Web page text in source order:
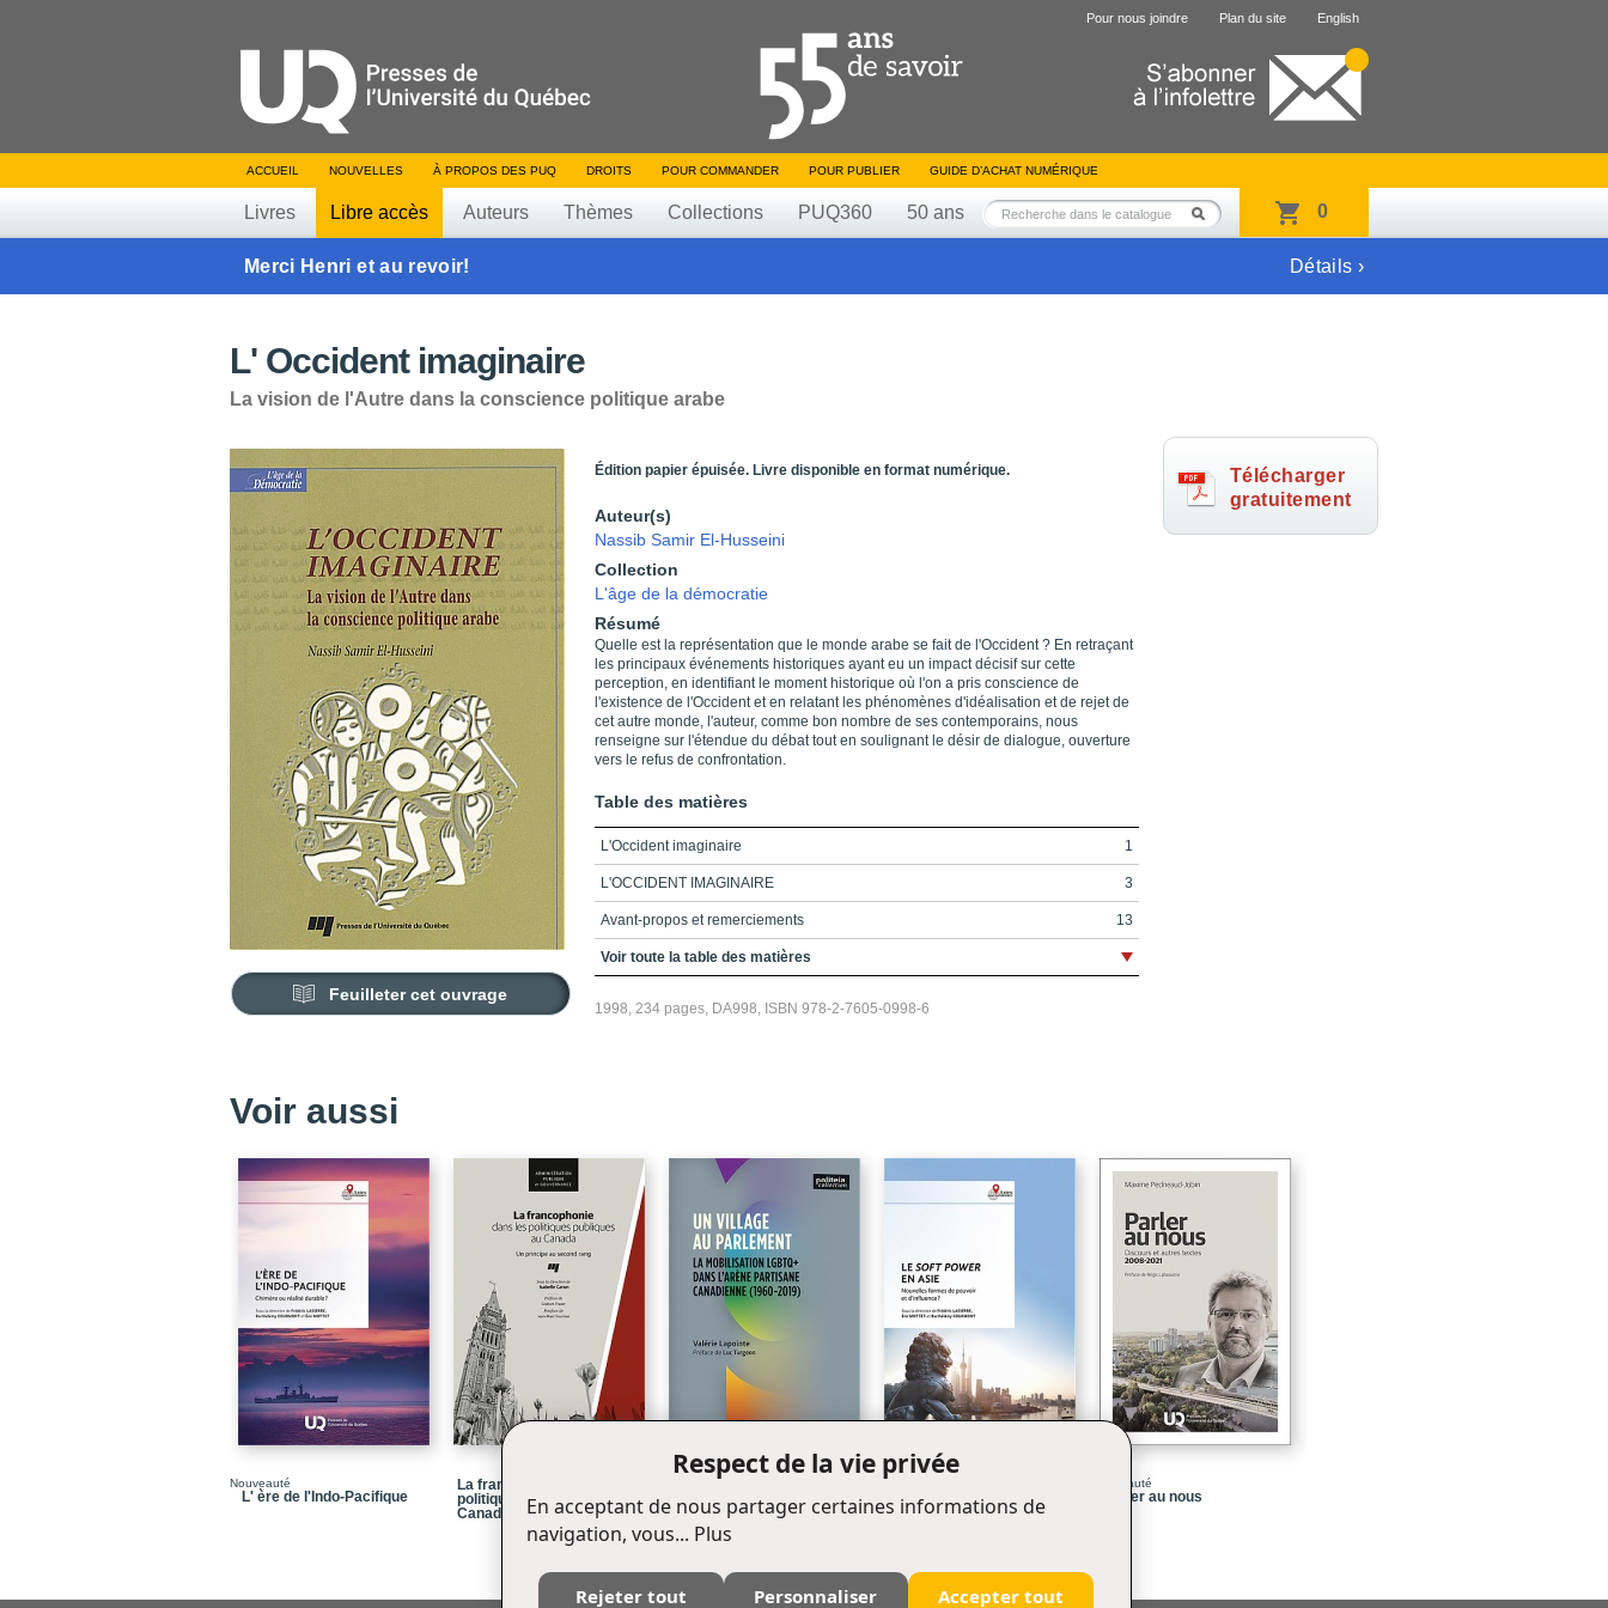
Pour nous joindre Plan du site English
ACCUEIL NOUVELLES À PROPOS DES PUQ DROITS POUR COMMANDER POUR PUBLIER GUIDE D’ACHAT NUMÉRIQUE
Livres Libre accès Auteurs Thèmes Collections PUQ360 50 ans 0
Merci Henri et au revoir! Détails ›
L' Occident imaginaire
La vision de l'Autre dans la conscience politique arabe
Feuilleter cet ouvrage
Édition papier épuisée. Livre disponible en format numérique.
Auteur(s)
Nassib Samir El-Husseini
Collection
L'âge de la démocratie
Résumé
Quelle est la représentation que le monde arabe se fait de l'Occident ? En retraçant
les principaux événements historiques ayant eu un impact décisif sur cette
perception, en identifiant le moment historique où l'on a pris conscience de
l'existence de l'Occident et en relatant les phénomènes d'idéalisation et de rejet de
cet autre monde, l'auteur, comme bon nombre de ses contemporains, nous
renseigne sur l'étendue du débat tout en soulignant le désir de dialogue, ouverture
vers le refus de confrontation.
Table des matières
L'Occident imaginaire 1
L'OCCIDENT IMAGINAIRE 3
Avant-propos et remerciements 13
Note sur la transcription des mots arabes 17
Chapitre 4_Al-Gharb rejeté 125
Chapitre 5_Déchirement et confusion 165
Conclusion_Dialogue et préjugés 205
Annexe_Entretien avec samâ’hat al-sayyed Mou’hammad ’Houssayn
Faddlalla
Bibliographie 223
Voir toute la table des matières
1998, 234 pages, DA998, ISBN 978-2-7605-0998-6
Télécharger
gratuitement
Voir aussi
Nouveauté
L' ère de l'Indo-Pacifique
La francophonie dans les
politiques publiques au
Canada
Nouveauté
Un village au Parlement
Nouveauté
Parler au nous
Respect de la vie privée
En acceptant de nous partager certaines informations de
navigation, vous... Plus
Rejeter tout Personnaliser Accepter tout